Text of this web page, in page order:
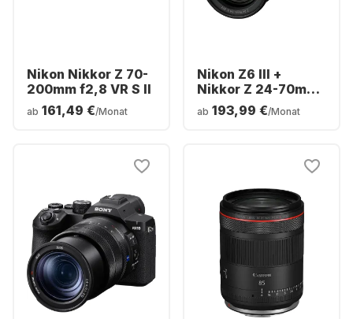
Nikon Nikkor Z 70-
200mm f2,8 VR S II
ab 161,49 €/Monat
Nikon Z6 III +
Nikkor Z 24-70mm
f/4,0 S
ab 193,99 €/Monat